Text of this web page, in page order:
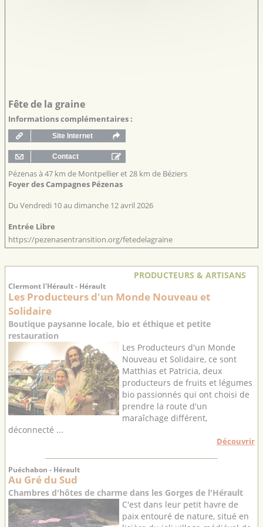
Fête de la graine
Informations complémentaires :
Pézenas à 47 km de Montpellier et 28 km de Béziers
Foyer des Campagnes Pézenas
Du Vendredi 10 au dimanche 12 avril 2026
Entrée Libre
https://pezenasentransition.org/fetedelagraine
PRODUCTEURS & ARTISANS
Clermont l'Hérault - Hérault
Les Producteurs d'un Monde Nouveau et
Solidaire
Boutique paysanne locale, bio et éthique et petite
restauration
Les Producteurs d'un Monde
Nouveau et Solidaire, ce sont
Matthias et Patricia, deux
producteurs de fruits et légumes
bio passionnés qui ont choisi de
prendre la route d'un
maraîchage différent,
déconnecté ...
Découvrir
Puéchabon - Hérault
Au Gré du Sud
Chambres d'hôtes de charme dans les Gorges de l'Hérault
C'est dans leur petit havre de
paix entouré de nature, situé en